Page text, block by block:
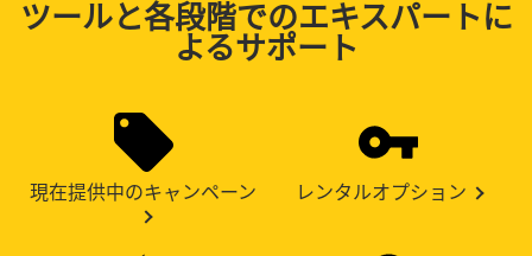
ツールと各段階でのエキスパートに
よるサポート
現在提供中のキャンペーン レンタルオプション